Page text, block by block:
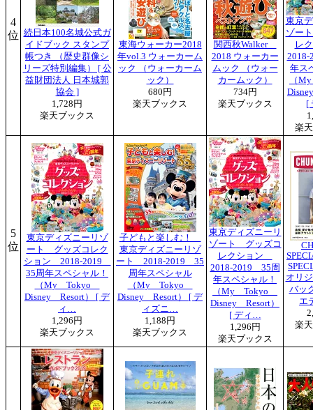
4
位 続日本100名城公式ガ
イドブック スタンプ
帳つき （歴史群像シ
リーズ特別編集） [ 公
益財団法人 日本城郭
協会 ]
1,728円
楽天ブックス
東海ウォーカー2018
年vol.3 ウォーカーム
ック （ウォーカーム
ック）
680円
楽天ブックス
関西秋Walker
2018 ウォーカー
ムック （ウォー
カームック）
734円
楽天ブックス
東京
ゾー
レ
年ス
（
[
楽
5
位
東京ディズニーリゾ
ート グッズコレク
ション 2018-2019
35周年スペシャル！
（My Tokyo
Disney Resort） [ デ
ィ…
1,296円
楽天ブックス
子どもと楽しむ！
東京ディズニーリゾ
ート 2018-2019 35
周年スペシャル
（My Tokyo
Disney Resort） [ デ
ィズニ…
1,188円
楽天ブックス
東京ディズニーリ
ゾート グッズコ
レクション
2018-2019 35周
年スペシャル！
（My Tokyo
Disney Resort）
[ ディ…
1,296円
楽天ブックス
オリ
バッ
エ
楽